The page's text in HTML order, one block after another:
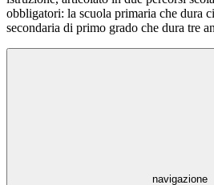
obbligatori: la scuola primaria che dura
secondaria di primo grado che dura tre
navigazione